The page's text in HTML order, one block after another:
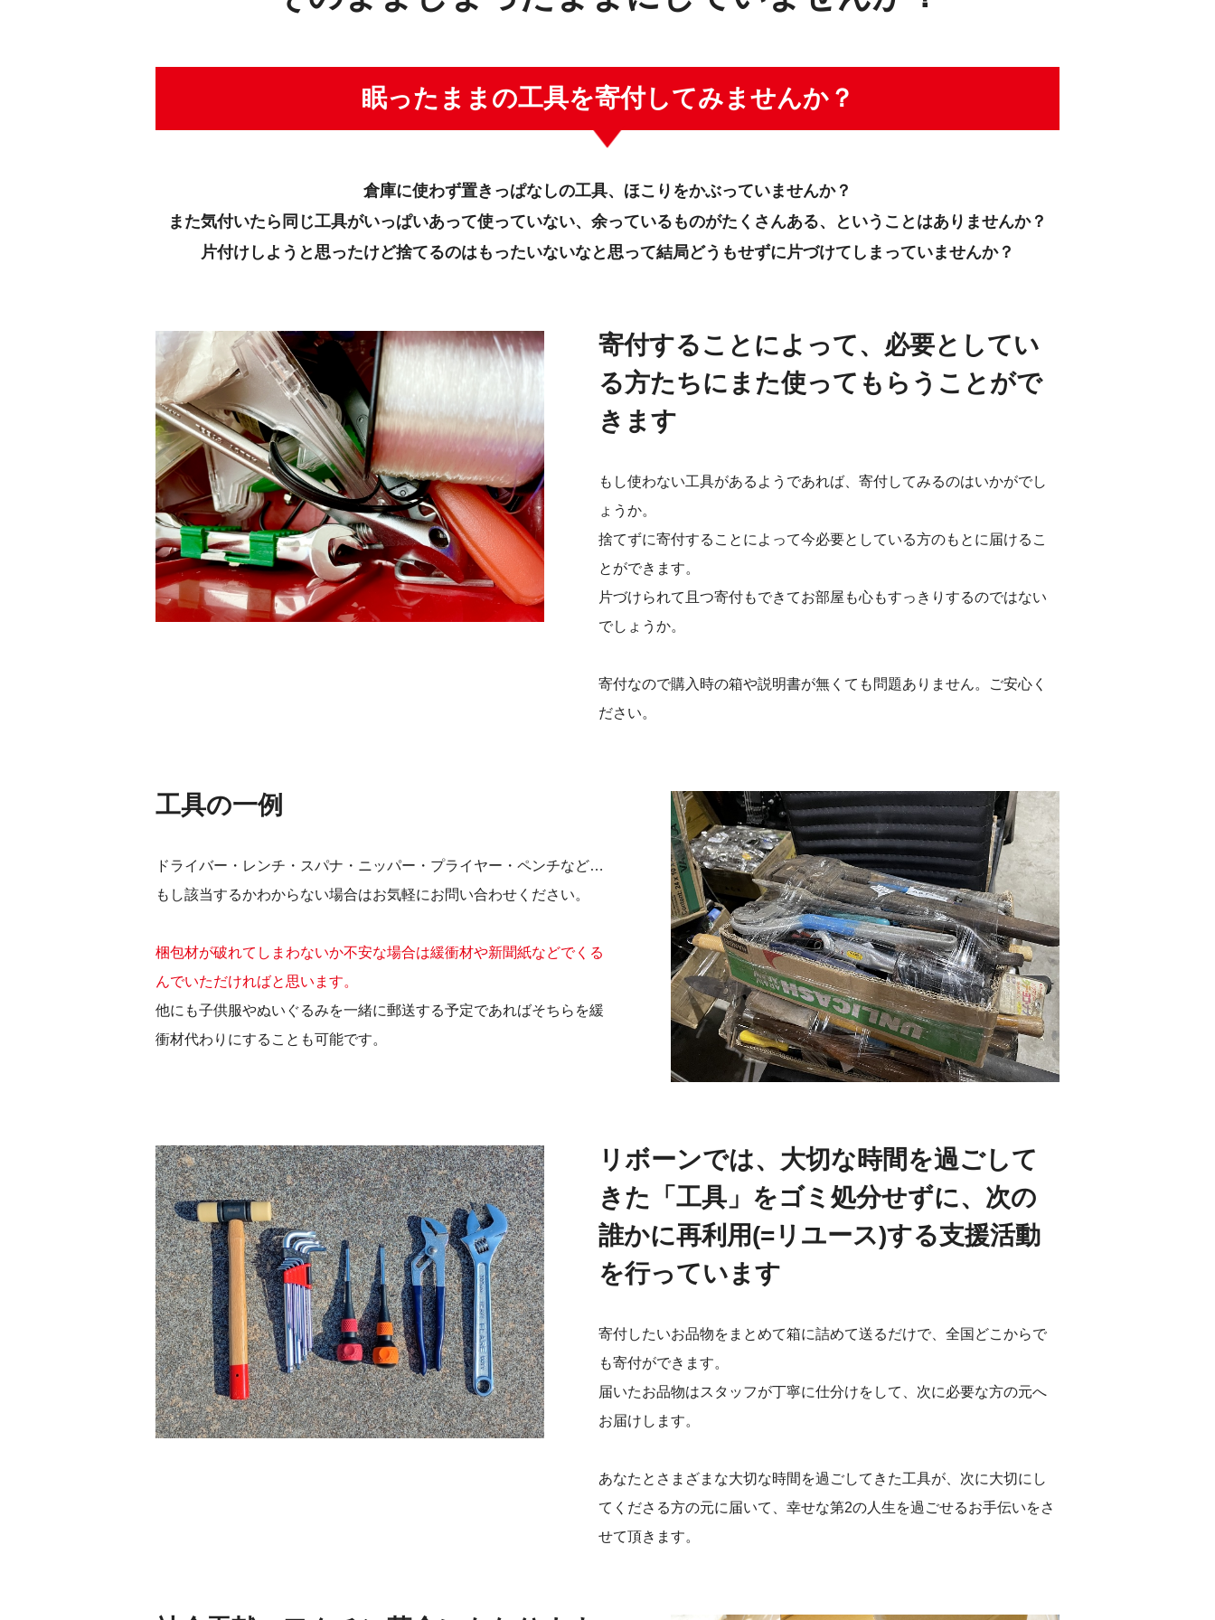
眠ったままの工具を寄付してみませんか？
倉庫に使わず置きっぱなしの工具、ほこりをかぶっていませんか？
また気付いたら同じ工具がいっぱいあって使っていない、余っているものがたくさんある、ということはありませんか？
片付けしようと思ったけど捨てるのはもったいないなと思って結局どうもせずに片づけてしまっていませんか？
寄付することによって、必要としてい
る方たちにまた使ってもらうことがで
きます
もし使わない工具があるようであれば、寄付してみるのはいかがでし
ょうか。
捨てずに寄付することによって今必要としている方のもとに届けるこ
とができます。
片づけられて且つ寄付もできてお部屋も心もすっきりするのではない
でしょうか。
寄付なので購入時の箱や説明書が無くても問題ありません。ご安心く
ださい。
工具の一例
ドライバー・レンチ・スパナ・ニッパー・プライヤー・ペンチなど…
もし該当するかわからない場合はお気軽にお問い合わせください。
梱包材が破れてしまわないか不安な場合は緩衝材や新聞紙などでくる
んでいただければと思います。
他にも子供服やぬいぐるみを一緒に郵送する予定であればそちらを緩
衝材代わりにすることも可能です。
リボーンでは、大切な時間を過ごして
きた「工具」をゴミ処分せずに、次の
誰かに再利用(=リユース)する支援活動
を行っています
寄付したいお品物をまとめて箱に詰めて送るだけで、全国どこからで
も寄付ができます。
届いたお品物はスタッフが丁寧に仕分けをして、次に必要な方の元へ
お届けします。
あなたとさまざまな大切な時間を過ごしてきた工具が、次に大切にし
てくださる方の元に届いて、幸せな第2の人生を過ごせるお手伝いをさ
せて頂きます。